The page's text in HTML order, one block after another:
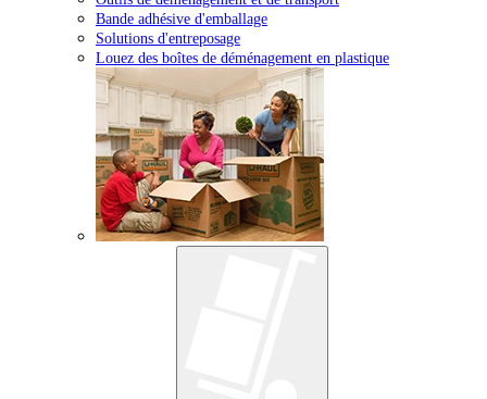
Bande adhésive d'emballage
Solutions d'entreposage
Louez des boîtes de déménagement en plastique